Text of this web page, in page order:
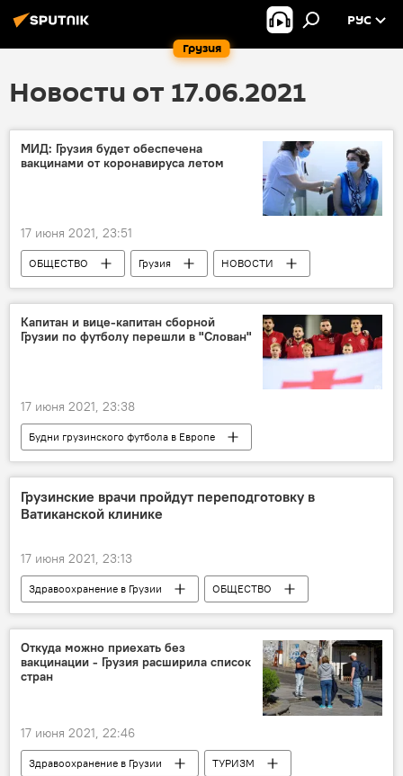
Грузия
РУС
Новости от 17.06.2021
МИД: Грузия будет обеспечена
вакцинами от коронавируса летом
17 июня 2021, 23:51
ОБЩЕСТВО Грузия
НОВОСТИ
Коронавирус COVID-19
МИД Грузии
Вакцинация от коронавируса
Капитан и вице-капитан сборной
Грузии по футболу перешли в "Слован"
17 июня 2021, 23:38
Будни грузинского футбола в Европе
СПОРТ
НОВОСТИ
Грузия
Сборная Грузии по футболу
Джаба Канкава
Гурам Кашия
Грузинские врачи пройдут переподготовку в
Ватиканской клинике
17 июня 2021, 23:13
Здравоохранение в Грузии
ОБЩЕСТВО
Грузия
ПОЛИТИКА
НОВОСТИ
Ватикан
Саломе Зурабишвили
Откуда можно приехать без
вакцинации - Грузия расширила список
стран
17 июня 2021, 22:46
Здравоохранение в Грузии
ТУРИЗМ